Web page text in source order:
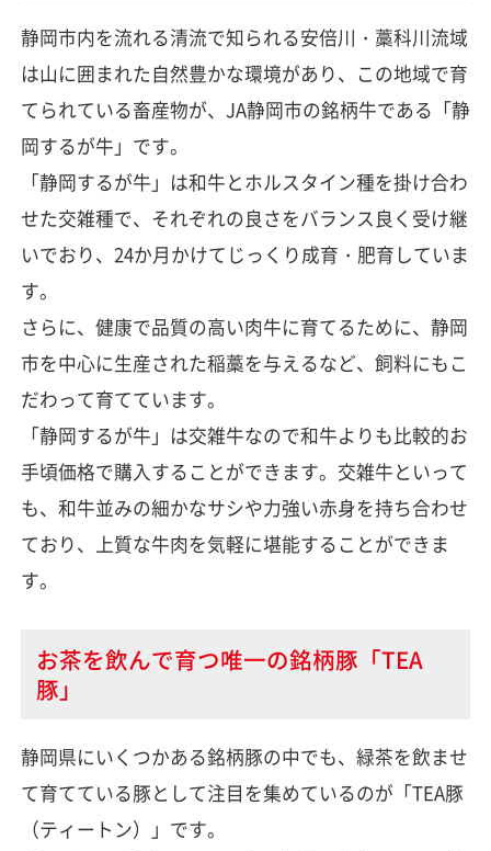
静岡市内を流れる清流で知られる安倍川・藁科川流域
は山に囲まれた自然豊かな環境があり、この地域で育
てられている畜産物が、JA静岡市の銘柄牛である「静
岡するが牛」です。
「静岡するが牛」は和牛とホルスタイン種を掛け合わ
せた交雑種で、それぞれの良さをバランス良く受け継
いでおり、24か月かけてじっくり成育・肥育していま
す。
さらに、健康で品質の高い肉牛に育てるために、静岡
市を中心に生産された稲藁を与えるなど、飼料にもこ
だわって育てています。
「静岡するが牛」は交雑牛なので和牛よりも比較的お
手頃価格で購入することができます。交雑牛といって
も、和牛並みの細かなサシや力強い赤身を持ち合わせ
ており、上質な牛肉を気軽に堪能することができま
す。
お茶を飲んで育つ唯一の銘柄豚「TEA
豚」
静岡県にいくつかある銘柄豚の中でも、緑茶を飲ませ
て育てている豚として注目を集めているのが「TEA豚
（ティートン）」です。